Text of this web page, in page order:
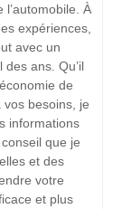
À
expériences,
avec un
ans. Qu’il
de
besoins, je
informations
que je
et des
votre
et plus